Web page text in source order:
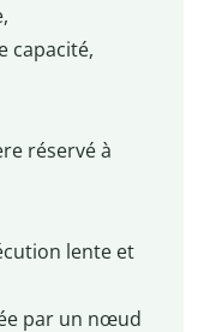
capacité,
réservé à
lente et
par un nœud